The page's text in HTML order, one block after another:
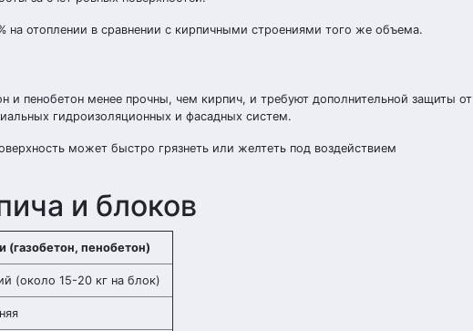
на отоплении в сравнении с кирпичными строениями того же объема.
и пенобетон менее прочны, чем кирпич, и требуют дополнительной защиты от
гидроизоляционных и фасадных систем.
может быстро грязнеть или желтеть под воздействием
и блоков
(газобетон, пенобетон)
(около 15-20 кг на блок)